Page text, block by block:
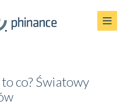
co? Światowy